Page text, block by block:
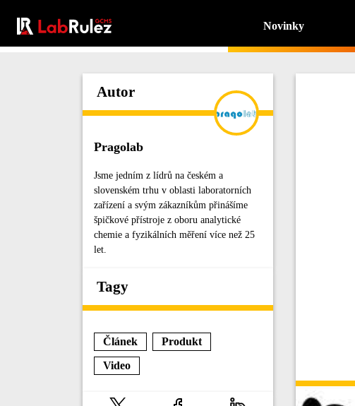
Novinky
Autor
Pragolab
Jsme jedním z lídrů na českém a
slovenském trhu v oblasti laboratorních
zařízení a svým zákazníkům přinášíme
špičkové přístroje z oboru analytické
chemie a fyzikálních měření více než 25
let.
Tagy
Článek
Produkt
Video